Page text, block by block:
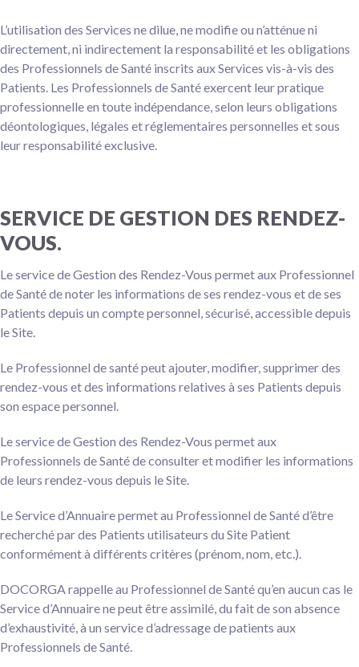
L’utilisation des Services ne dilue, ne modifie ou n’atténue ni
directement, ni indirectement la responsabilité et les obligations
des Professionnels de Santé inscrits aux Services vis-à-vis des
Patients. Les Professionnels de Santé exercent leur pratique
professionnelle en toute indépendance, selon leurs obligations
déontologiques, légales et réglementaires personnelles et sous
leur responsabilité exclusive.
SERVICE DE GESTION DES RENDEZ-
VOUS.
Le service de Gestion des Rendez-Vous permet aux Professionnel
de Santé de noter les informations de ses rendez-vous et de ses
Patients depuis un compte personnel, sécurisé, accessible depuis
le Site.
Le Professionnel de santé peut ajouter, modifier, supprimer des
rendez-vous et des informations relatives à ses Patients depuis
son espace personnel.
Le service de Gestion des Rendez-Vous permet aux
Professionnels de Santé de consulter et modifier les informations
de leurs rendez-vous depuis le Site.
Le Service d’Annuaire permet au Professionnel de Santé d’être
recherché par des Patients utilisateurs du Site Patient
conformément à différents critères (prénom, nom, etc.).
DOCORGA rappelle au Professionnel de Santé qu’en aucun cas le
Service d’Annuaire ne peut être assimilé, du fait de son absence
d’exhaustivité, à un service d’adressage de patients aux
Professionnels de Santé.